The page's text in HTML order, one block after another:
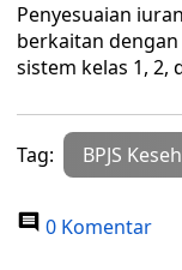
Penyesuaian
berkaitan
sistem kelas 1, 2,
Tag: BPJS
0 Komentar